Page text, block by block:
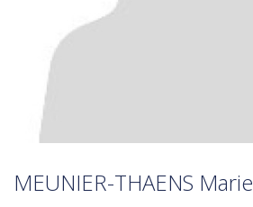
MEUNIER-THAENS Marie